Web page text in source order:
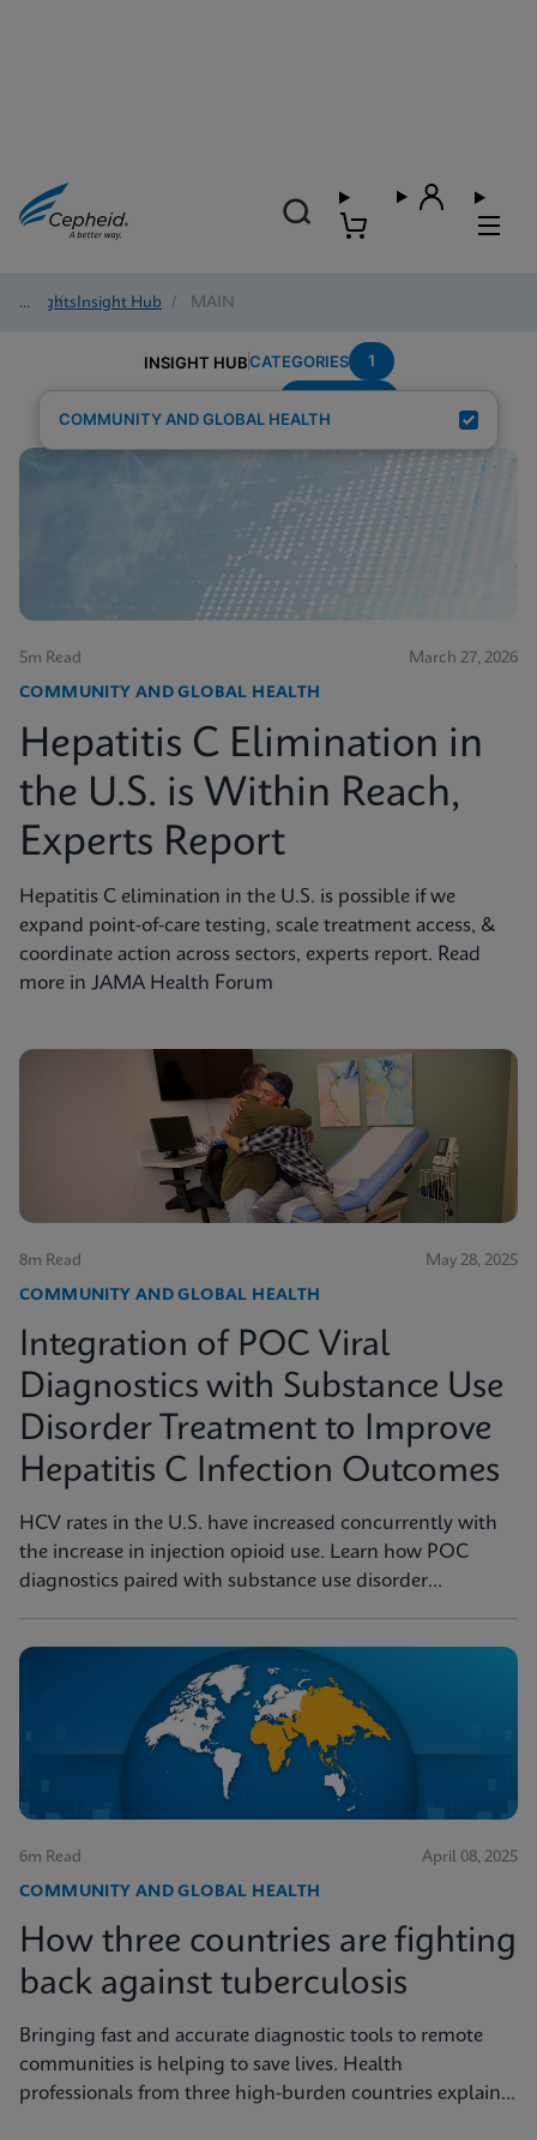
Insights
/ Insight Hub / MAIN
INSIGHT HUBCATEGORIES 1
COMMUNITY AND GLOBAL HEALTH
5m Read March 27, 2026
COMMUNITY AND GLOBAL HEALTH
Hepatitis C Elimination in
the U.S. is Within Reach,
Experts Report
Hepatitis C elimination in the U.S. is possible if we
expand point‑of‑care testing, scale treatment access, &
coordinate action across sectors, experts report. Read
more in JAMA Health Forum
8m Read May 28, 2025
COMMUNITY AND GLOBAL HEALTH
Integration of POC Viral
Diagnostics with Substance Use
Disorder Treatment to Improve
Hepatitis C Infection Outcomes
HCV rates in the U.S. have increased concurrently with
the increase in injection opioid use. Learn how POC
diagnostics paired with substance use disorder
6m Read April 08, 2025
COMMUNITY AND GLOBAL HEALTH
How three countries are fighting
back against tuberculosis
Bringing fast and accurate diagnostic tools to remote
communities is helping to save lives. Health
professionals from three high-burden countries explain